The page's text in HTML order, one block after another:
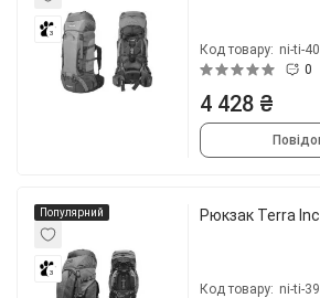
3
Код товару: ni-ti-
0
4 428 ₴
Популярний
3
Рюкзак Terra
Код товару: ni-ti-